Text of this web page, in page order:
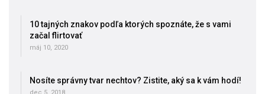
10 tajných znakov podľa ktorých spoznáte, že s vami
začal flirtovať
máj 10, 2020
Nosíte správny tvar nechtov? Zistite, aký sa k vám hodí!
dec 5, 2018